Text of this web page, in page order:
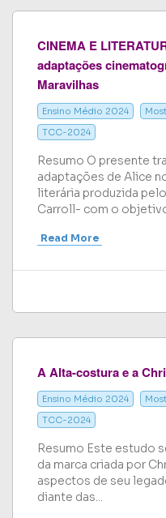
CINEMA E
adaptações
Maravilhas
Ensino Médio 2024
TCC-2024
Resumo O presente
adaptações de Alice
literária produzida
Carroll- com o
Read More
A Alta-costura e a
Ensino Médio 2024
TCC-2024
Resumo Este estudo
da marca criada por
aspectos de seu
diante das...